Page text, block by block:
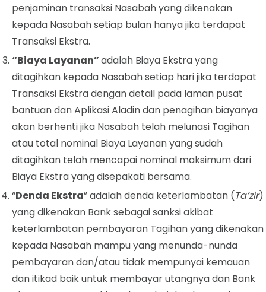
penjaminan transaksi Nasabah yang dikenakan
kepada Nasabah setiap bulan hanya jika terdapat
Transaksi Ekstra.
“Biaya Layanan”adalah Biaya Ekstra yang
ditagihkan kepada Nasabah setiap hari jika terdapat
Transaksi Ekstra dengan detail pada laman pusat
bantuan dan Aplikasi Aladin dan penagihan biayanya
akan berhenti jika Nasabah telah melunasi Tagihan
atau total nominal Biaya Layanan yang sudah
ditagihkan telah mencapai nominal maksimum dari
Biaya Ekstra yang disepakati bersama.
“Denda Ekstra” adalah denda keterlambatan (Ta’zir)
yang dikenakan Bank sebagai sanksi akibat
keterlambatan pembayaran Tagihan yang dikenakan
kepada Nasabah mampu yang menunda-nunda
pembayaran dan/atau tidak mempunyai kemauan
dan itikad baik untuk membayar utangnya dan Bank